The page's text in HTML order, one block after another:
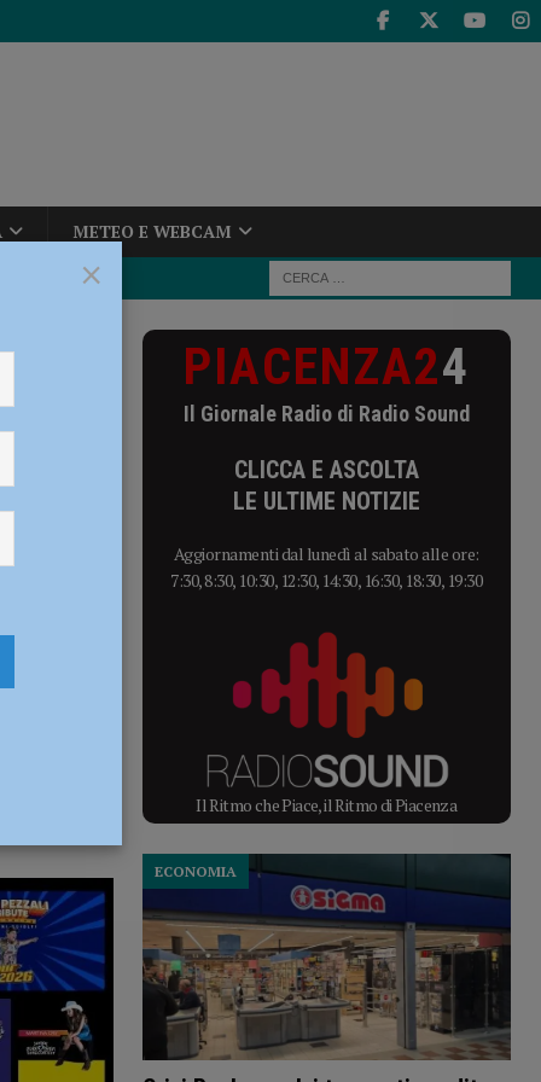
METEO E WEBCAM
PIACENZA24
Il Giornale Radio di Radio Sound
CLICCA E ASCOLTA
LE ULTIME NOTIZIE
Aggiornamenti dal lunedì al sabato alle ore:
7:30, 8:30, 10:30, 12:30, 14:30, 16:30, 18:30, 19:30
Il Ritmo che Piace, il Ritmo di Piacenza
ECONOMIA
×